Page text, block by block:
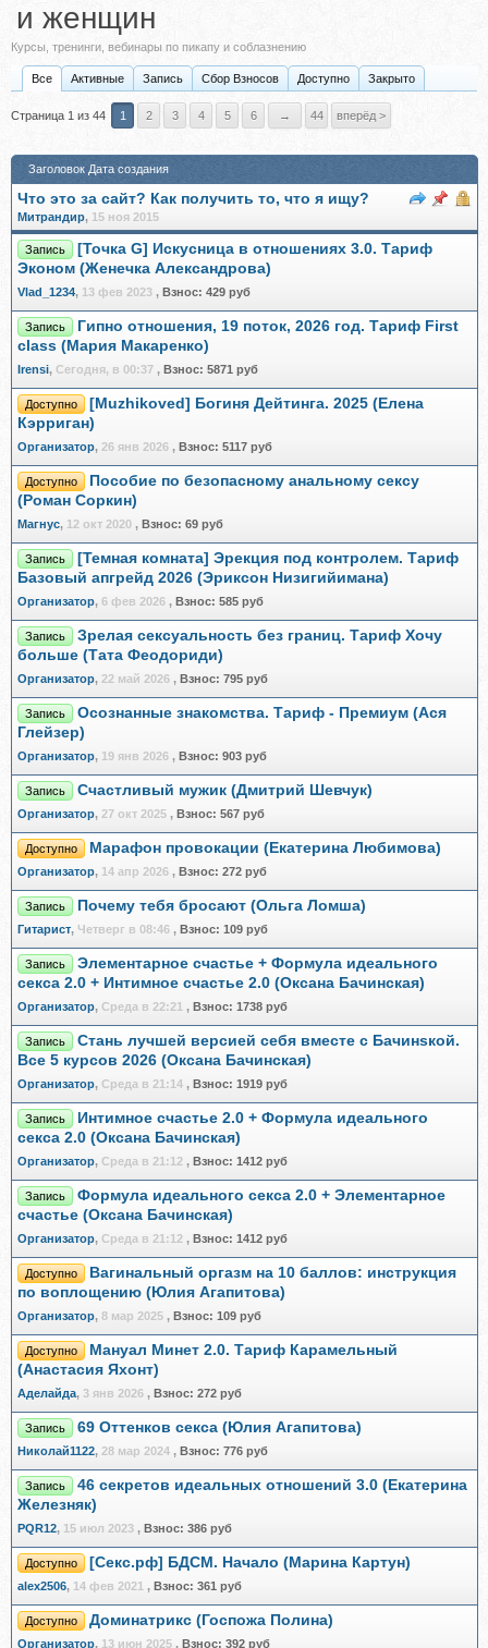
и женщин
Курсы, тренинги, вебинары по пикапу и соблазнению
Все Активные Запись Сбор Взносов Доступно Закрыто
Страница 1 из 44 1 2 3 4 5 6 → 44 вперёд >
Заголовок Дата создания
Что это за сайт? Как получить то, что я ищу?
Митрандир, 15 ноя 2015
Запись
[Точка G] Искусница в отношениях 3.0. Тариф
Эконом (Женечка Александрова)
Vlad_1234, 13 фев 2023 , Взнос: 429 руб
Запись
Гипно отношения, 19 поток, 2026 год. Тариф First
class (Мария Макаренко)
Irensi, Сегодня, в 00:37 , Взнос: 5871 руб
Доступно
[Muzhikoved] Богиня Дейтинга. 2025 (Елена
Кэрриган)
Организатор, 26 янв 2026 , Взнос: 5117 руб
Доступно
Пособие по безопасному анальному сексу
(Роман Соркин)
Магнус, 12 окт 2020 , Взнос: 69 руб
Запись
[Темная комната] Эрекция под контролем. Тариф
Базовый апгрейд 2026 (Эриксон Низигийимана)
Организатор, 6 фев 2026 , Взнос: 585 руб
Запись
Зрелая сексуальность без границ. Тариф Хочу
больше (Тата Феодориди)
Организатор, 22 май 2026 , Взнос: 795 руб
Запись
Осознанные знакомства. Тариф - Премиум (Ася
Глейзер)
Организатор, 19 янв 2026 , Взнос: 903 руб
Запись Счастливый мужик (Дмитрий Шевчук)
Организатор, 27 окт 2025 , Взнос: 567 руб
Доступно Марафон провокации (Екатерина Любимова)
Организатор, 14 апр 2026 , Взнос: 272 руб
Запись Почему тебя бросают (Ольга Ломша)
Гитарист, Четверг в 08:46 , Взнос: 109 руб
Запись
Элементарное счастье + Формула идеального
секса 2.0 + Интимное счастье 2.0 (Оксана Бачинская)
Организатор, Среда в 22:21 , Взнос: 1738 руб
Запись
Стань лучшей версией себя вместе с Бачинsкой.
Все 5 курсов 2026 (Оксана Бачинская)
Организатор, Среда в 21:14 , Взнос: 1919 руб
Запись
Интимное счастье 2.0 + Формула идеального
секса 2.0 (Оксана Бачинская)
Организатор, Среда в 21:12 , Взнос: 1412 руб
Запись
Формула идеального секса 2.0 + Элементарное
счастье (Оксана Бачинская)
Организатор, Среда в 21:12 , Взнос: 1412 руб
Доступно
Вагинальный оргазм на 10 баллов: инструкция
по воплощению (Юлия Агапитова)
Организатор, 8 мар 2025 , Взнос: 109 руб
Доступно
Мануал Минет 2.0. Тариф Карамельный
(Анастасия Яхонт)
Аделайда, 3 янв 2026 , Взнос: 272 руб
Запись 69 Оттенков секса (Юлия Агапитова)
Николай1122, 28 мар 2024 , Взнос: 776 руб
Запись
46 секретов идеальных отношений 3.0 (Екатерина
Железняк)
PQR12, 15 июл 2023 , Взнос: 386 руб
Доступно [Секс.рф] БДСМ. Начало (Марина Картун)
alex2506, 14 фев 2021 , Взнос: 361 руб
Доступно Доминатрикс (Госпожа Полина)
Организатор, 13 июн 2025 , Взнос: 392 руб